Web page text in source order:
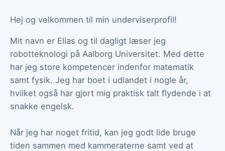
Hej og velkommen til min underviserprofil!
Mit navn er Elias og til dagligt læser jeg
robotteknologi på Aalborg Universitet. Med dette
har jeg store kompetencer indenfor matematik
samt fysik. Jeg har boet i udlandet i nogle år,
hvilket også har gjort mig praktisk talt flydende i at
snakke engelsk.
Når jeg har noget fritid, kan jeg godt lide bruge
tiden sammen med kammeraterne samt ved at